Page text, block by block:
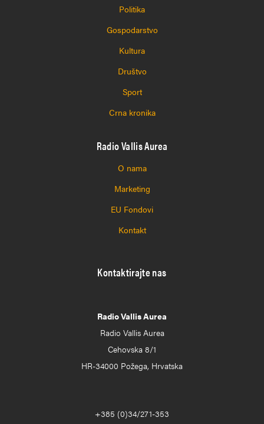
Politika
Gospodarstvo
Kultura
Društvo
Sport
Crna kronika
Radio Vallis Aurea
O nama
Marketing
EU Fondovi
Kontakt
Kontaktirajte nas
Radio Vallis Aurea
Radio Vallis Aurea
Cehovska 8/1
HR-34000 Požega, Hrvatska
+385 (0)34/271-353